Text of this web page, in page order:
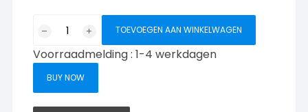
scharnier
hoeken,
TOEVOEGEN AAN WINKELWAGEN
Voorraadmelding : 1-4 werkdagen
BUY NOW